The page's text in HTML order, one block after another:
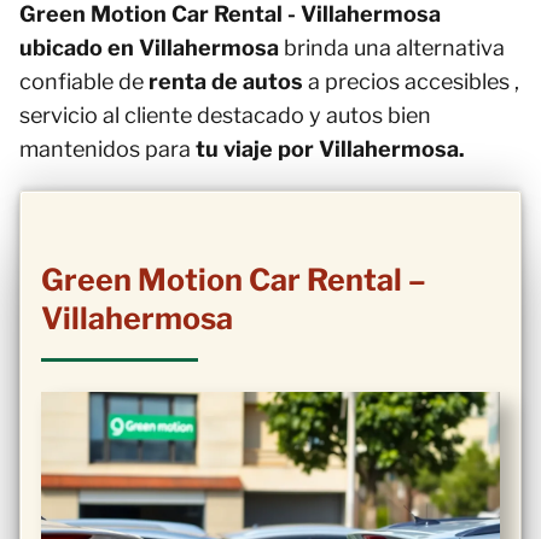
Green Motion Car Rental - Villahermosa
ubicado en Villahermosa brinda una alternativa
confiable de renta de autos a precios accesibles ,
servicio al cliente destacado y autos bien
mantenidos para tu viaje por Villahermosa.
Green Motion Car Rental –
Villahermosa